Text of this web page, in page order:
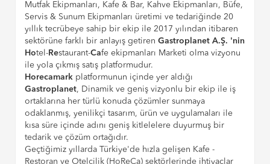
Mutfak Ekipmanları, Kafe & Bar, Kahve Ekipmanları, Büfe,
Servis & Sunum Ekipmanları üretimi ve tedariğinde 20
yıllık tecrübeye sahip bir ekip ile 2017 yılından itibaren
sektörüne farklı bir anlayış getirenGastroplanet A.Ş. 'nin
Hotel-Restaurant-Cafe ekipmanları Marketi olma vizyonu
ile yola çıkmış satış platformudur.
Horecamark platformunun içinde yer aldığı
Gastroplanet, Dinamik ve geniş vizyonlu bir ekip ile iş
ortaklarına her türlü konuda çözümler sunmaya
odaklanmış, yenilikçi tasarım, ürün ve uygulamaları ile
kısa süre içinde adını geniş kitlelelere duyurmuş bir
tedarik ve çözüm ortağıdır.
Geçtiğimiz yıllarda Türkiye'de hızla gelişen Kafe -
Restoran ve Otelcilik (HoReCa) sektörlerinde ihtiyaçlar